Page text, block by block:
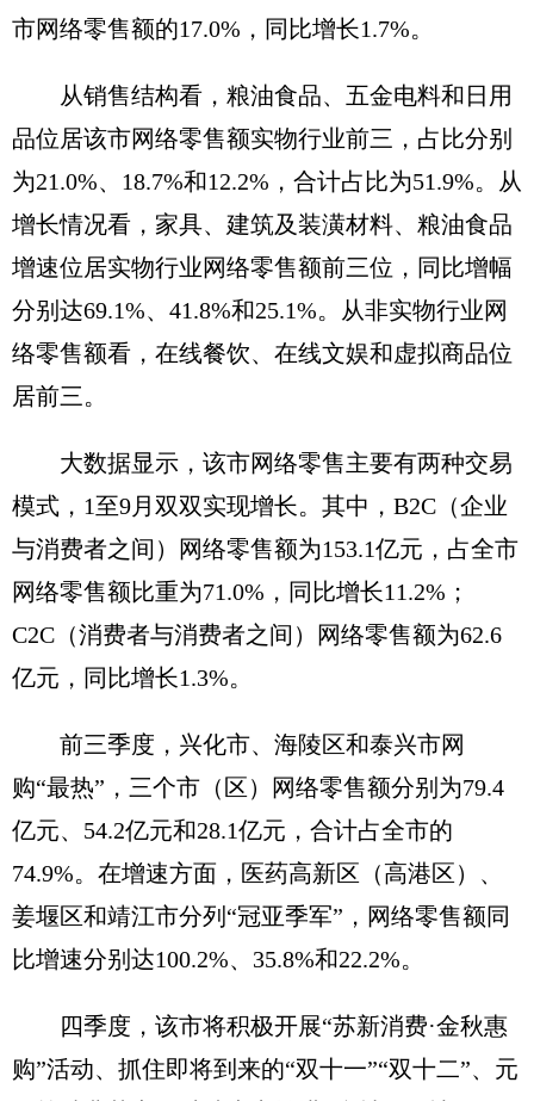
市网络零售额的17.0%，同比增长1.7%。
从销售结构看，粮油食品、五金电料和日用
品位居该市网络零售额实物行业前三，占比分别
为21.0%、18.7%和12.2%，合计占比为51.9%。从
增长情况看，家具、建筑及装潢材料、粮油食品
增速位居实物行业网络零售额前三位，同比增幅
分别达69.1%、41.8%和25.1%。从非实物行业网
络零售额看，在线餐饮、在线文娱和虚拟商品位
居前三。
大数据显示，该市网络零售主要有两种交易
模式，1至9月双双实现增长。其中，B2C（企业
与消费者之间）网络零售额为153.1亿元，占全市
网络零售额比重为71.0%，同比增长11.2%；
C2C（消费者与消费者之间）网络零售额为62.6
亿元，同比增长1.3%。
前三季度，兴化市、海陵区和泰兴市网
购“最热”，三个市（区）网络零售额分别为79.4
亿元、54.2亿元和28.1亿元，合计占全市的
74.9%。在增速方面，医药高新区（高港区）、
姜堰区和靖江市分列“冠亚季军”，网络零售额同
比增速分别达100.2%、35.8%和22.2%。
四季度，该市将积极开展“苏新消费·金秋惠
购”活动、抓住即将到来的“双十一”“双十二”、元